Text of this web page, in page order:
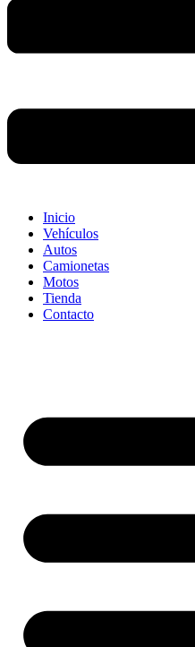
Inicio
Vehículos
Autos
Camionetas
Motos
Tienda
Contacto